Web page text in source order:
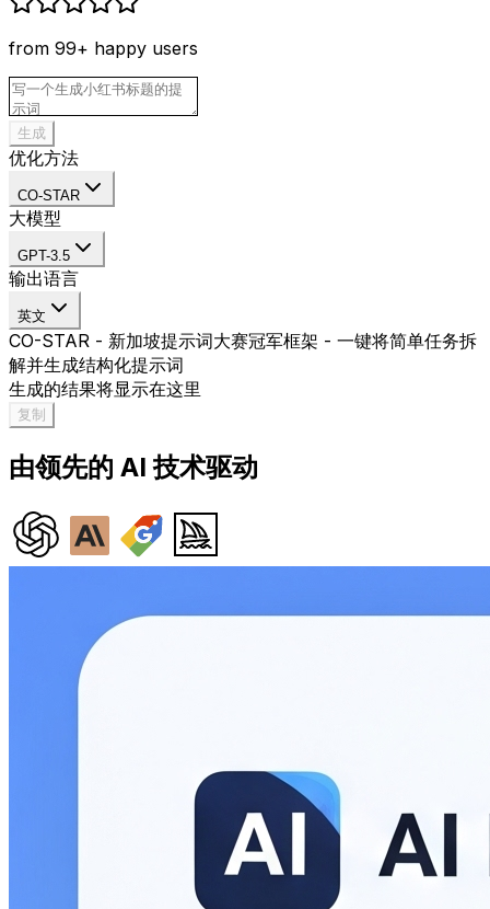
from 99+ happy users
生成
优化方法
CO-STAR
大模型
GPT-3.5
输出语言
英文
CO-STAR - 新加坡提示词大赛冠军框架 - 一键将简单任务拆
解并生成结构化提示词
生成的结果将显示在这里
复制
由领先的 AI 技术驱动